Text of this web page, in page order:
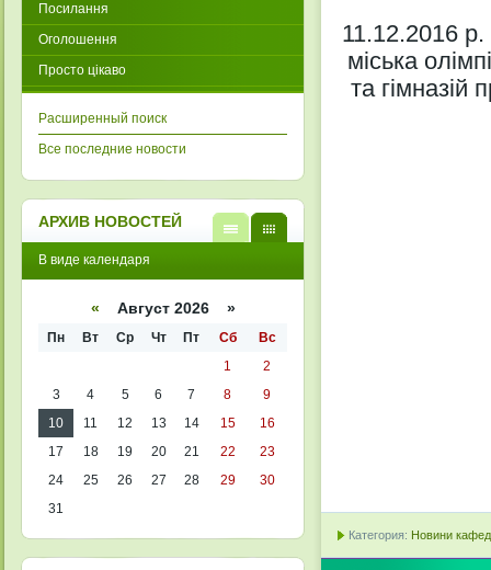
11.12.2016 р.
міська
та гімназій
Категория: Новини
Посилання
Оголошення
Просто цікаво
Расширенный поиск
Все последние новости
АРХИВ НОВОСТЕЙ
кален
списк
В виде календаря
« Август 2026 »
Пн Вт Ср Чт Пт Сб
Вс
1
2
3
4 5 6 7 8
9
10
11 12 13 14 15
16
17
18 19 20 21 22
23
24
25 26 27 28 29
30
31